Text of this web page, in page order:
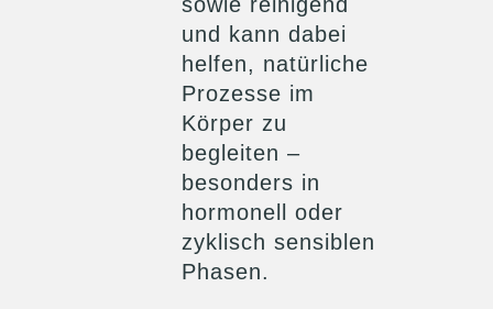
und kann dabei
helfen, natürliche
Prozesse im
Körper zu
begleiten –
besonders in
hormonell oder
zyklisch sensiblen
Phasen.